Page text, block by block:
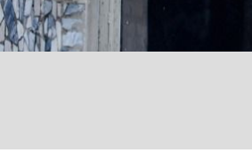
「90%は失敗す
終戦から81年